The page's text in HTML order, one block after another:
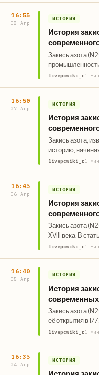
16:55
08 Апр
ИСТОРИЯ
История
Закись азота
промышленности
В…
livepcwiki_r1 мин
16:50
07 Апр
ИСТОРИЯ
История
Закись азота,
историю,
заканчивая
livepcwiki_r1 мин
16:45
06 Апр
ИСТОРИЯ
История
Закись азота
XVIII века. В
применение в
livepcwiki_r1 мин
16:40
05 Апр
ИСТОРИЯ
История
Закись азота
её открытия в
моменты и…
livepcwiki_r1 мин
16:35
04 Апр
ИСТОРИЯ